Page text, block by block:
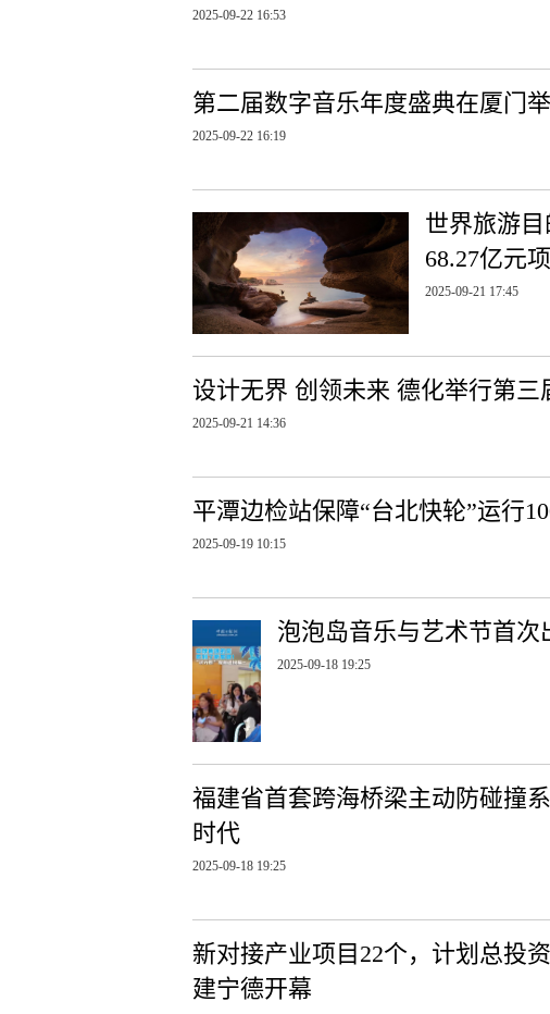
2025-09-22 16:53
第二届数字音乐年度盛典在厦门
2025-09-22 16:19
世界旅游
68.27亿元
2025-09-21 17:45
设计无界 创领未来 德化举行第三
2025-09-21 14:36
平潭边检站保障“台北快轮”运行
2025-09-19 10:15
泡泡岛音乐与艺术节首次
2025-09-18 19:25
福建省首套跨海桥梁主动防碰撞
时代
2025-09-18 19:25
新对接产业项目22个，计划总投
建宁德开幕